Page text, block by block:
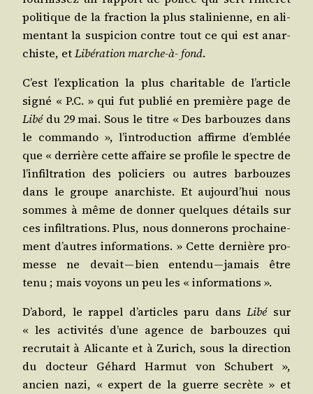
poli­tique de la frac­tion la plus sta­li­nienne, en ali­
men­tant la sus­pi­cion contre tout ce qui est anar­
chiste, etLibé­ra­tion marche-à- fond.
C’est l’ex­pli­ca­tion la plus cha­ri­table de l’ar­ticle
signé « P.C. » qui fut publié en pre­mière page de
Libédu 29 mai. Sous le titre « Des bar­bouzes dans
le com­man­do », l’in­tro­duc­tion affirme d’emblée
que « der­rière cette affaire se pro­file le spectre de
l’in­fil­tra­tion des poli­ciers ou autres bar­bouzes
dans le groupe anar­chiste. Et aujourd’­hui nous
sommes à même de don­ner quelques détails sur
ces infil­tra­tions. Plus, nous don­ne­rons pro­chai­ne­
ment d’autres infor­ma­tions. » Cette der­nière pro­
messe ne devait — bien enten­du — jamais être
tenu ; mais voyons un peu les « informations ».
D’a­bord, le rap­pel d’ar­ticles paru dansLibésur
« les acti­vi­tés d’une agence de bar­bouzes qui
recru­tait à Ali­cante et à Zurich, sous la direc­tion
du doc­teur Géhard Har­mut von Schu­bert »,
ancien nazi, « expert de la guerre secrète » et